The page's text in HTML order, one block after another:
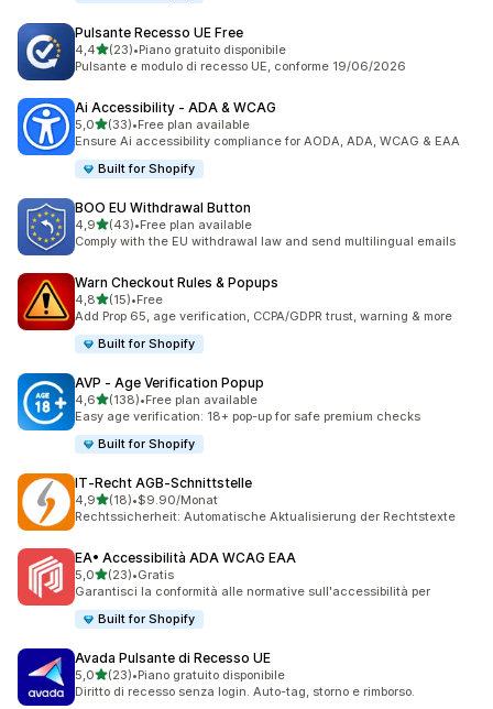
Pulsante Recesso UE Free
4,4stelle su 5
(23)
23 recensioni totali
•Piano gratuito disponibile
Pulsante e modulo di recesso UE, conforme 19/06/2026
Ai Accessibility ‑ ADA & WCAG
5,0stelle su 5
(33)
33 recensioni totali
•Free plan available
Ensure Ai accessibility compliance for AODA, ADA, WCAG & EAA
Built for Shopify
BOO EU Withdrawal Button
4,9stelle su 5
(43)
43 recensioni totali
•Free plan available
Comply with the EU withdrawal law and send multilingual emails
Warn Checkout Rules & Popups
4,8stelle su 5
(15)
15 recensioni totali
•Free
Add Prop 65, age verification, CCPA/GDPR trust, warning & more
Built for Shopify
AVP ‑ Age Verification Popup
4,6stelle su 5
(138)
138 recensioni totali
•Free plan available
Easy age verification: 18+ pop-up for safe premium checks
Built for Shopify
IT‑Recht AGB‑Schnittstelle
4,9stelle su 5
(18)
18 recensioni totali
•$9.90/Monat
Rechtssicherheit: Automatische Aktualisierung der Rechtstexte
EA• Accessibilità ADA WCAG EAA
5,0stelle su 5
(23)
23 recensioni totali
•Gratis
Garantisci la conformità alle normative sull'accessibilità per
Built for Shopify
Avada Pulsante di Recesso UE
5,0stelle su 5
(23)
23 recensioni totali
•Piano gratuito disponibile
Diritto di recesso senza login. Auto-tag, storno e rimborso.